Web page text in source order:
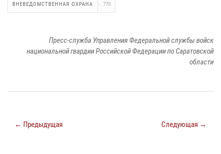
ВНЕВЕДОМСТВЕННАЯ ОХРАНА 770
Пресс-служба Управления Федеральной службы войск
национальной гвардии Российской Федерации по Саратовской
области
← Предыдущая Следующая →